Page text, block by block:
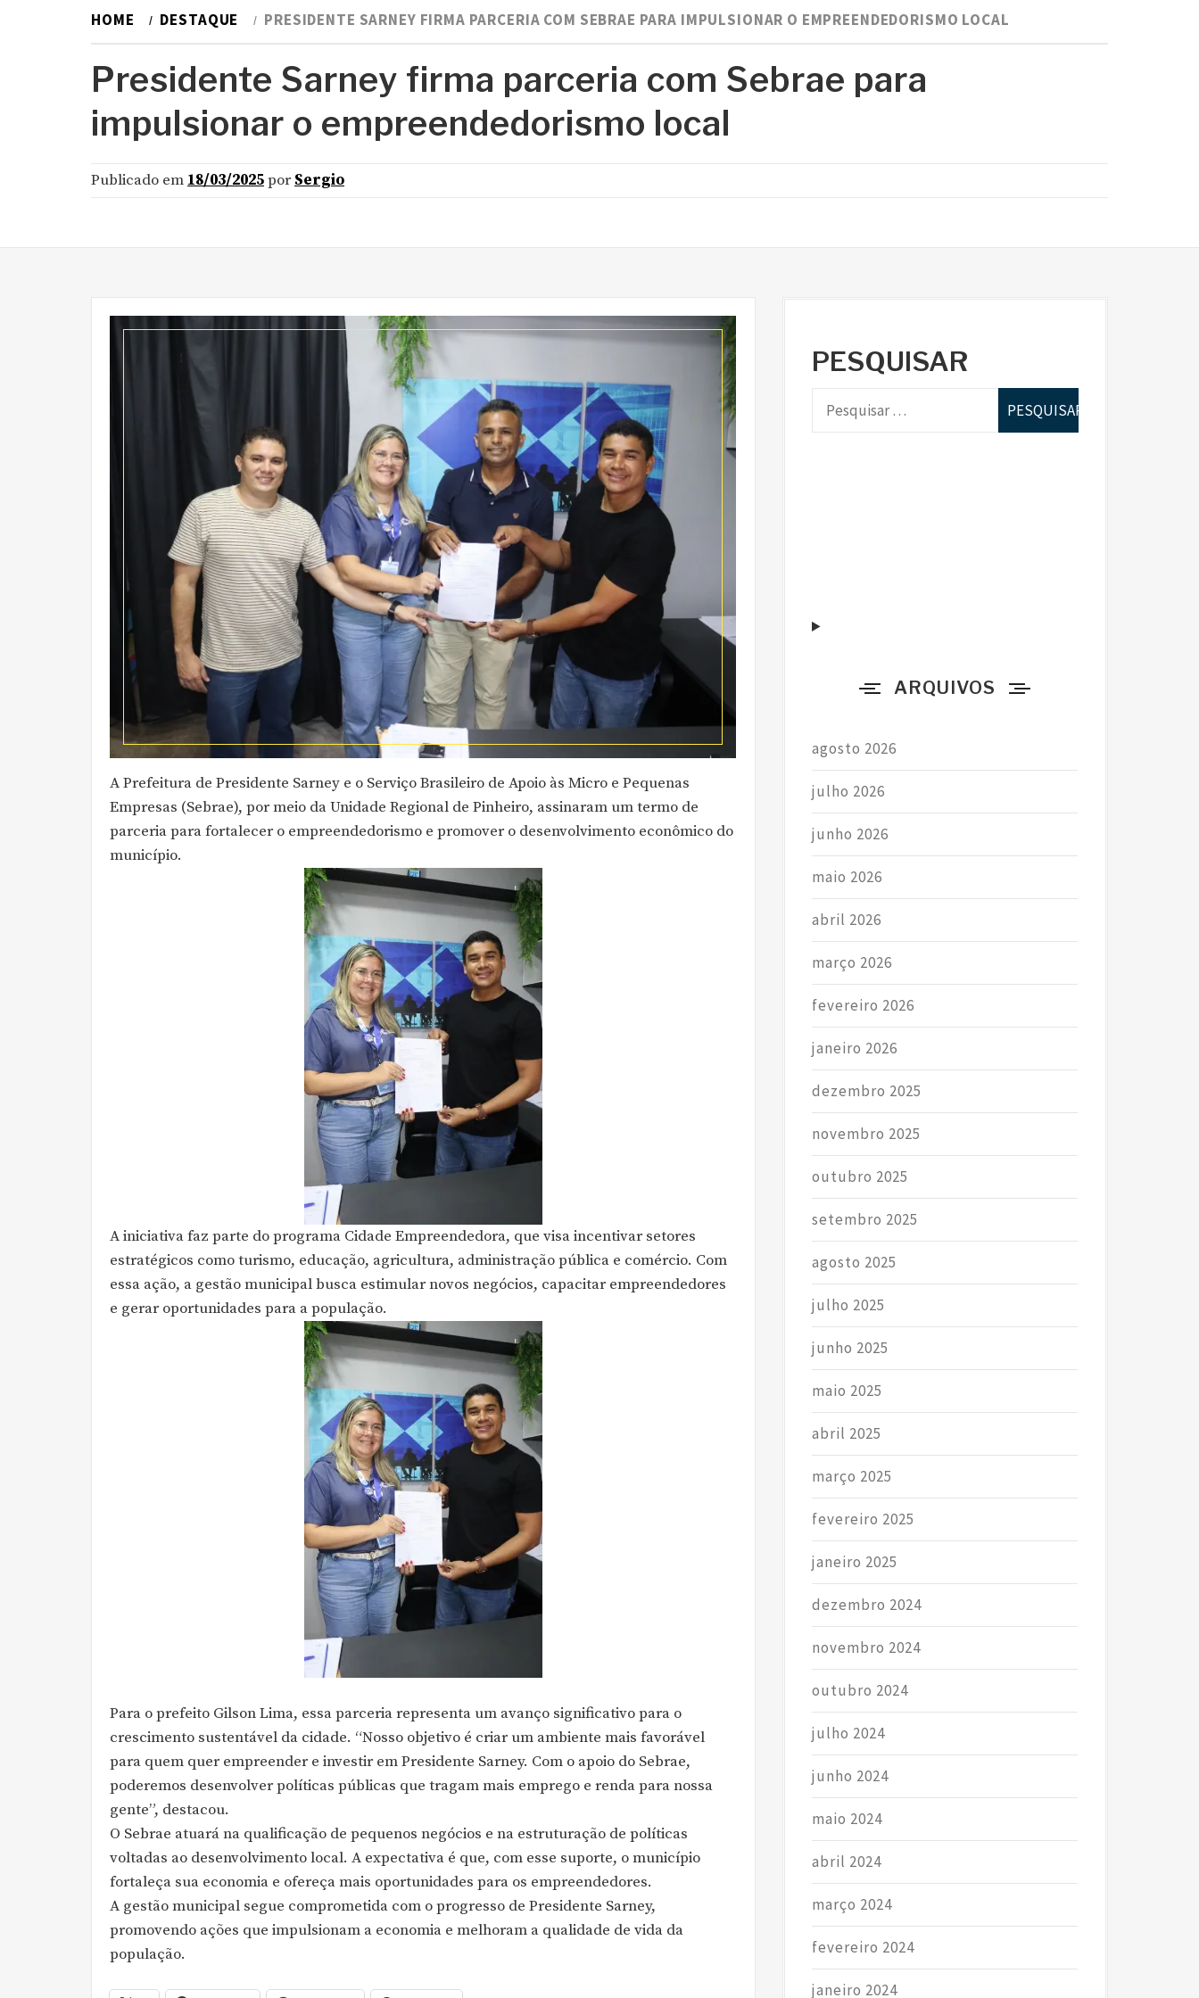
HOME DESTAQUE PRESIDENTE SARNEY FIRMA PARCERIA COM SEBRAE PARA IMPULSIONAR O EMPREENDEDORISMO LOCAL
Presidente Sarney firma parceria com Sebrae para
impulsionar o empreendedorismo local
Publicado em 18/03/2025por Sergio
A Prefeitura de Presidente Sarney e o Serviço Brasileiro de Apoio às Micro e Pequenas
Empresas (Sebrae), por meio da Unidade Regional de Pinheiro, assinaram um termo de
parceria para fortalecer o empreendedorismo e promover o desenvolvimento econômico do
município.
A iniciativa faz parte do programa Cidade Empreendedora, que visa incentivar setores
estratégicos como turismo, educação, agricultura, administração pública e comércio. Com
essa ação, a gestão municipal busca estimular novos negócios, capacitar empreendedores
e gerar oportunidades para a população.
Para o prefeito Gilson Lima, essa parceria representa um avanço significativo para o
crescimento sustentável da cidade. “Nosso objetivo é criar um ambiente mais favorável
para quem quer empreender e investir em Presidente Sarney. Com o apoio do Sebrae,
poderemos desenvolver políticas públicas que tragam mais emprego e renda para nossa
gente”, destacou.
O Sebrae atuará na qualificação de pequenos negócios e na estruturação de políticas
voltadas ao desenvolvimento local. A expectativa é que, com esse suporte, o município
fortaleça sua economia e ofereça mais oportunidades para os empreendedores.
A gestão municipal segue comprometida com o progresso de Presidente Sarney,
promovendo ações que impulsionam a economia e melhoram a qualidade de vida da
população.
PESQUISAR
ARQUIVOS
agosto 2026
julho 2026
junho 2026
maio 2026
abril 2026
março 2026
fevereiro 2026
janeiro 2026
dezembro 2025
novembro 2025
outubro 2025
setembro 2025
agosto 2025
julho 2025
junho 2025
maio 2025
abril 2025
março 2025
fevereiro 2025
janeiro 2025
dezembro 2024
novembro 2024
outubro 2024
julho 2024
junho 2024
maio 2024
abril 2024
março 2024
fevereiro 2024
janeiro 2024